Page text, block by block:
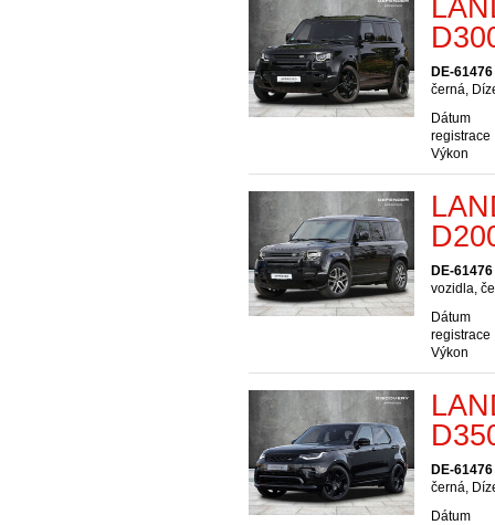
DE-
černá,
Dátum
registrace
Výkon
DE-
vozidla,
Dátum
registrace
Výkon
DE-
černá,
Dátum